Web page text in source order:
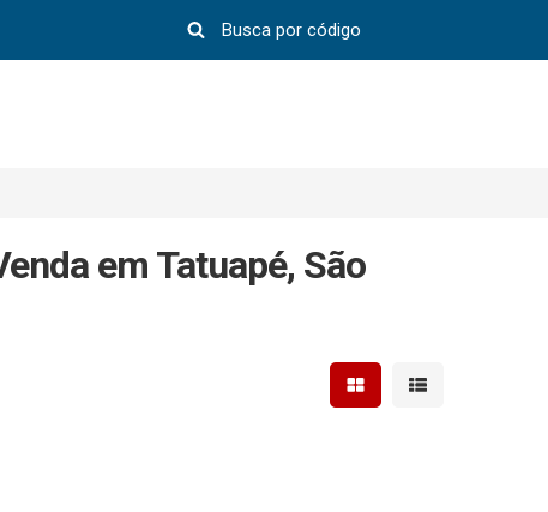
em Tatuapé, São
Mostrar resultados em
Mostrar